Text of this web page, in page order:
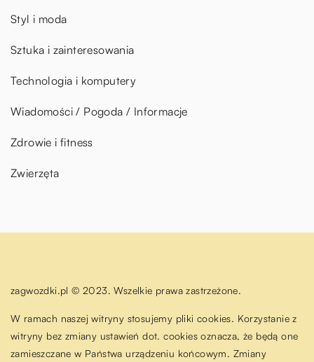
Styl i moda
Sztuka i zainteresowania
Technologia i komputery
Wiadomości / Pogoda / Informacje
Zdrowie i fitness
Zwierzęta
zagwozdki.pl © 2023. Wszelkie prawa zastrzeżone.
W ramach naszej witryny stosujemy pliki cookies. Korzystanie z
witryny bez zmiany ustawień dot. cookies oznacza, że będą one
zamieszczane w Państwa urządzeniu końcowym. Zmiany